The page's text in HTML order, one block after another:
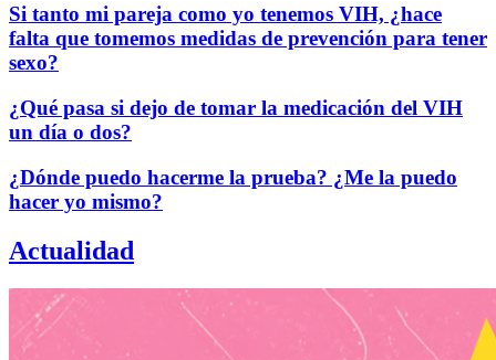
Si tanto mi pareja como yo tenemos VIH, ¿hace
falta que tomemos medidas de prevención para tener
sexo?
¿Qué pasa si dejo de tomar la medicación del VIH
un día o dos?
¿Dónde puedo hacerme la prueba? ¿Me la puedo
hacer yo mismo?
Actualidad